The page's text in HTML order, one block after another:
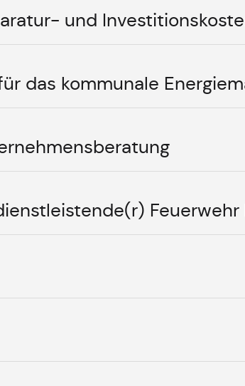
und
das kommunale
Feuerwehr